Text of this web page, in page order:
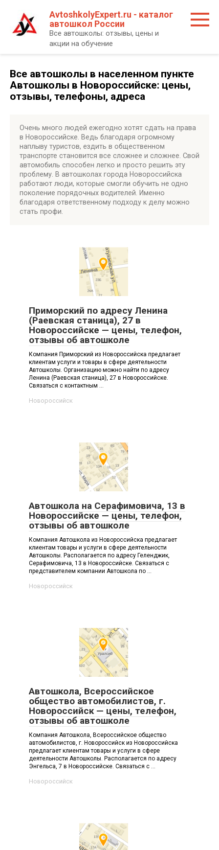
контенту
AvtoshkolyExpert.ru - каталог
автошкол России
Все автошколы: отзывы, цены и
акции на обучение
Все автошколы в населенном пункте
Автошколы в Новороссийске: цены,
отзывы, телефоны, адреса
Очень много людей ежегодно хотят сдать на права
в Новороссийске. Ведь благодаря огромному
наплыву туристов, ездить в общественном
транспорте становится все сложнее и сложнее. Свой
автомобиль способен легко и просто решить эту
проблему. В автошколах города Новороссийска
работают люди, которые смогли обучить не одно
поколение порядочных водителей. Именно
благодаря ответственному подходу к делу можно
стать профи.
Приморский по адресу Ленина
(Раевская станица), 27 в
Новороссийске — цены, телефон,
отзывы об автошколе
Компания Приморский из Новороссийска предлагает
клиентам услуги и товары в сфере деятельности
Автошколы. Организацию можно найти по адресу
Ленина (Раевская станица), 27 в Новороссийске.
Связаться с контактным ...
Новороссийск
Автошкола на Серафимовича, 13 в
Новороссийске — цены, телефон,
отзывы об автошколе
Компания Автошкола из Новороссийска предлагает
клиентам товары и услуги в сфере деятельности
Автошколы. Располагается по адресу Геленджик,
Серафимовича, 13 в Новороссийске. Связаться с
представителем компании Автошкола по ...
Новороссийск
Автошкола, Всероссийское
общество автомобилистов, г.
Новороссийск — цены, телефон,
отзывы об автошколе
Компания Автошкола, Всероссийское общество
автомобилистов, г. Новороссийск из Новороссийска
предлагает клиентам товары и услуги в сфере
деятельности Автошколы. Располагается по адресу
Энгельса, 7 в Новороссийске. Связаться с ...
Новороссийск